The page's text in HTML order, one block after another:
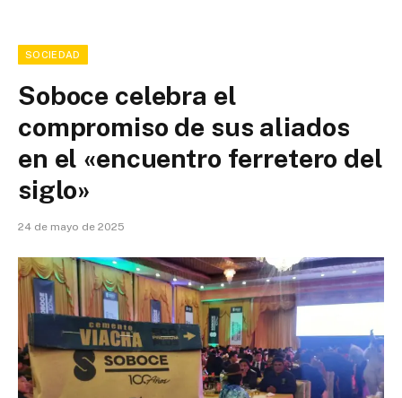
SOCIEDAD
Soboce celebra el
compromiso de sus aliados
en el «encuentro ferretero del
siglo»
24 de mayo de 2025